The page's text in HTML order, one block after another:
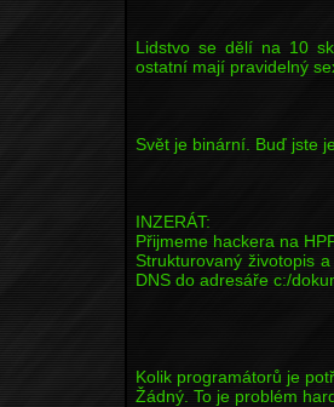
Lidstvo se dělí na 10
ostatní mají pravidelný
Svět je binární. Buď jste
INZERÁT:
Přijmeme hackera na
Strukturovaný životopis
DNS do adresáře c:/
Kolik programátorů je
Žádný. To je problém